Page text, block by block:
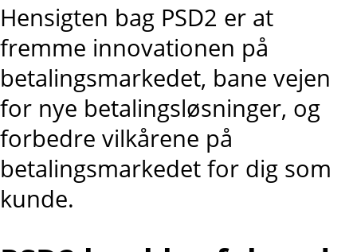
Hensigten bag PSD2 er at
fremme innovationen på
betalingsmarkedet, bane vejen
for nye betalingsløsninger, og
forbedre vilkårene på
betalingsmarkedet for dig som
kunde.